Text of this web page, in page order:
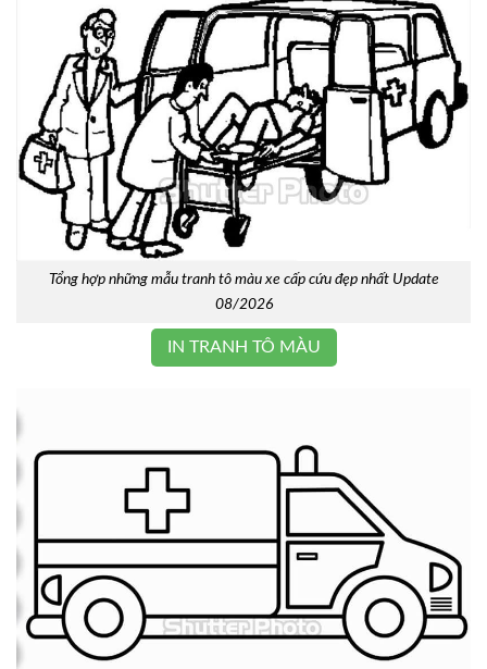
Tổng hợp những mẫu tranh tô màu xe cấp cứu đẹp nhất Update
08/2026
IN TRANH TÔ MÀU